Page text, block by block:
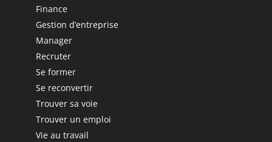
Finance
Gestion d’entreprise
Manager
Recruter
Se former
Se reconvertir
Trouver sa voie
Trouver un emploi
Vie au travail